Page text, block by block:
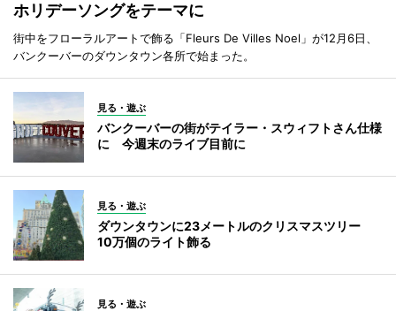
ホリデーソングをテーマに
街中をフローラルアートで飾る「Fleurs De Villes Noel」が12月6日、
バンクーバーのダウンタウン各所で始まった。
見る・遊ぶ
バンクーバーの街がテイラー・スウィフトさん仕様
に 今週末のライブ目前に
見る・遊ぶ
ダウンタウンに23メートルのクリスマスツリー
10万個のライト飾る
見る・遊ぶ